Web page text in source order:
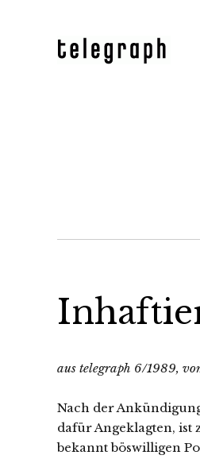
aus telegraph 6/1989,
Nach der
dafür Angeklagten,
bekannt böswilligen